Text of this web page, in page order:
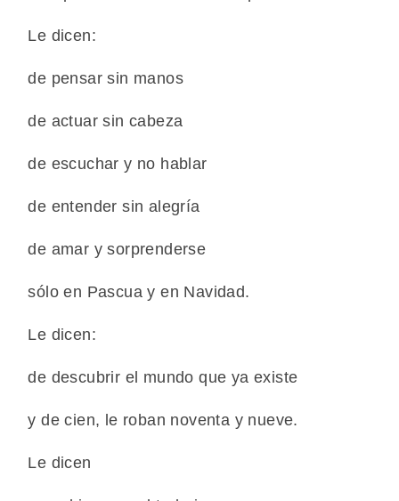
Le dicen:
de pensar sin manos
de actuar sin cabeza
de escuchar y no hablar
de entender sin alegría
de amar y sorprenderse
sólo en Pascua y en Navidad.
Le dicen:
de descubrir el mundo que ya existe
y de cien, le roban noventa y nueve.
Le dicen